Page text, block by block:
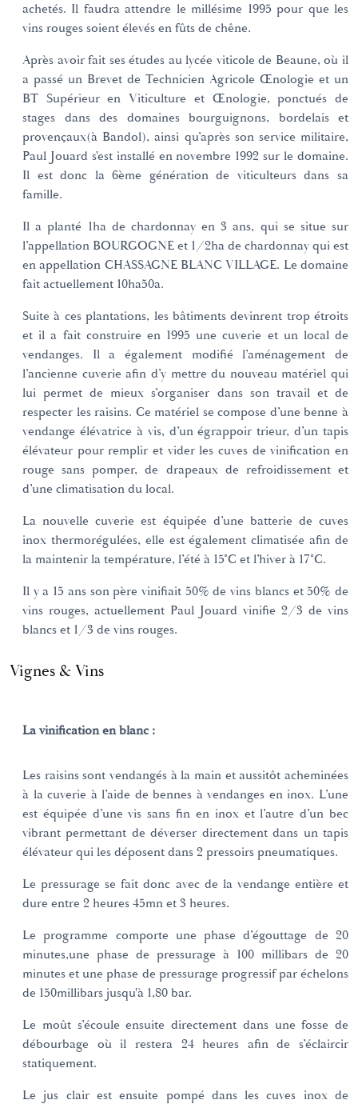
achetés. Il faudra attendre le millésime 1995 pour que les
vins rouges soient élevés en fûts de chêne.
Après avoir fait ses études au lycée viticole de Beaune, où il
a passé un Brevet de Technicien Agricole Œnologie et un
BT Supérieur en Viticulture et Œnologie, ponctués de
stages dans des domaines bourguignons, bordelais et
provençaux(à Bandol), ainsi qu’après son service militaire,
Paul Jouard s'est installé en novembre 1992 sur le domaine.
Il est donc la 6ème génération de viticulteurs dans sa
famille.
Il a planté 1ha de chardonnay en 3 ans, qui se situe sur
l’appellation BOURGOGNE et 1/2ha de chardonnay qui est
en appellation CHASSAGNE BLANC VILLAGE. Le domaine
fait actuellement 10ha50a.
Suite à ces plantations, les bâtiments devinrent trop étroits
et il a fait construire en 1995 une cuverie et un local de
vendanges. Il a également modifié l’aménagement de
l’ancienne cuverie afin d’y mettre du nouveau matériel qui
lui permet de mieux s’organiser dans son travail et de
respecter les raisins. Ce matériel se compose d’une benne à
vendange élévatrice à vis, d’un égrappoir trieur, d’un tapis
élévateur pour remplir et vider les cuves de vinification en
rouge sans pomper, de drapeaux de refroidissement et
d’une climatisation du local.
La nouvelle cuverie est équipée d’une batterie de cuves
inox thermorégulées, elle est également climatisée afin de
la maintenir la température, l’été à 15°C et l’hiver à 17°C.
Il y a 15 ans son père vinifiait 50% de vins blancs et 50% de
vins rouges, actuellement Paul Jouard vinifie 2/3 de vins
blancs et 1/3 de vins rouges.
Vignes & Vins
La vinification en blanc :
Les raisins sont vendangés à la main et aussitôt acheminées
à la cuverie à l’aide de bennes à vendanges en inox. L’une
est équipée d’une vis sans fin en inox et l’autre d’un bec
vibrant permettant de déverser directement dans un tapis
élévateur qui les déposent dans 2 pressoirs pneumatiques.
Le pressurage se fait donc avec de la vendange entière et
dure entre 2 heures 45mn et 3 heures.
Le programme comporte une phase d’égouttage de 20
minutes,une phase de pressurage à 100 millibars de 20
minutes et une phase de pressurage progressif par échelons
de 150millibars jusqu'à 1,80 bar.
Le moût s’écoule ensuite directement dans une fosse de
débourbage où il restera 24 heures afin de s’éclaircir
statiquement.
Le jus clair est ensuite pompé dans les cuves inox de